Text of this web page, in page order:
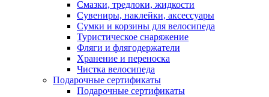
Смазки, тредлоки, жидкости
Сувениры, наклейки, аксессуары
Сумки и корзины для велосипеда
Туристическое снаряжение
Фляги и флягодержатели
Хранение и переноска
Чистка велосипеда
Подарочные сертификаты
Подарочные сертификаты